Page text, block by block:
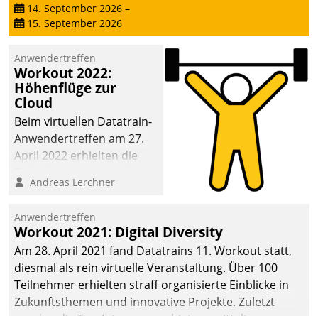
14. September 2026 –
15. September 2026
Anwendertreffen
Workout 2022:
Höhenflüge zur
Cloud
Beim virtuellen Datatrain-
Anwendertreffen am 27.
April 2022 erhielten die
Teilnehmer kurzweilige
Cloud-Strategien und -
Lösungen mit hohem
Zukunftspotenzial.
Andreas Lerchner
Anwendertreffen
Workout 2021: Digital Diversity
Am 28. April 2021 fand Datatrains 11. Workout statt,
diesmal als rein virtuelle Veranstaltung. Über 100
Teilnehmer erhielten straff organisierte Einblicke in
Zukunftsthemen und innovative Projekte. Zuletzt